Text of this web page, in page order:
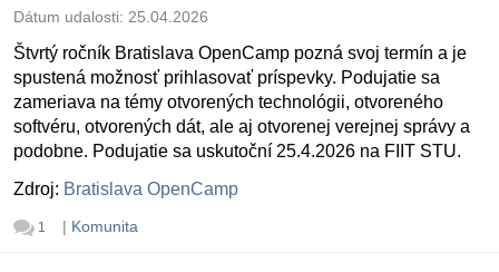
Dátum udalosti: 25.04.2026
Štvrtý ročník Bratislava OpenCamp pozná svoj termín a je
spustená možnosť prihlasovať príspevky. Podujatie sa
zameriava na témy otvorených technológii, otvoreného
softvéru, otvorených dát, ale aj otvorenej verejnej správy a
podobne. Podujatie sa uskutoční 25.4.2026 na FIIT STU.
Zdroj: Bratislava OpenCamp
1 | Komunita